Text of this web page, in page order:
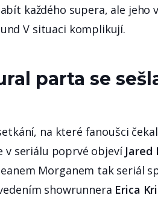
každého supera, ale jeho
V situaci komplikují.
parta se
na které fanoušci
v seriálu poprvé objeví Jared
Morganem tak seriál
showrunnera Erica